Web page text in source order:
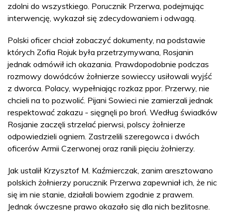
zdolni do wszystkiego. Porucznik Przerwa, podejmując
interwencję, wykazał się zdecydowaniem i odwagą.
Polski oficer chciał zobaczyć dokumenty, na podstawie
których Zofia Rojuk była przetrzymywana, Rosjanin
jednak odmówił ich okazania. Prawdopodobnie podczas
rozmowy dowódców żołnierze sowieccy usiłowali wyjść
z dworca. Polacy, wypełniając rozkaz ppor. Przerwy, nie
chcieli na to pozwolić. Pijani Sowieci nie zamierzali jednak
respektować zakazu - sięgnęli po broń. Według świadków
Rosjanie zaczęli strzelać pierwsi, polscy żołnierze
odpowiedzieli ogniem. Zastrzelili szeregowca i dwóch
oficerów Armii Czerwonej oraz ranili pięciu żołnierzy.
Jak ustalił Krzysztof M. Kaźmierczak, zanim aresztowano
polskich żołnierzy porucznik Przerwa zapewniał ich, że nic
się im nie stanie, działali bowiem zgodnie z prawem.
Jednak ówczesne prawo okazało się dla nich bezlitosne.